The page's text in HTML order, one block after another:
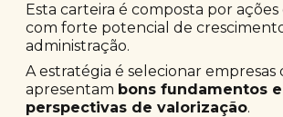
Esta carteira é composta por
com forte potencial de
administração.
A estratégia é selecionar empresas
apresentam bons fundamentos e
perspectivas de valorização.